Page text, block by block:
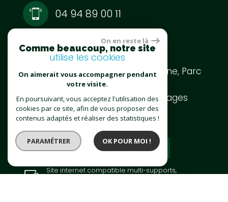
04 94 89 00 11
contact@imozen.fr
64 Chemin de La Capellane, Parc
83140 Six-Fours-Les-Plages
Site internet compatible multi-supports,
espace
proprietaire
On en reste là
Comme beaucoup, notre site
utilise les cookies
On aimerait vous accompagner pendant
votre visite.
En poursuivant, vous acceptez l'utilisation des
cookies par ce site, afin de vous proposer des
contenus adaptés et réaliser des statistiques !
PARAMÉTRER OK POUR MOI !